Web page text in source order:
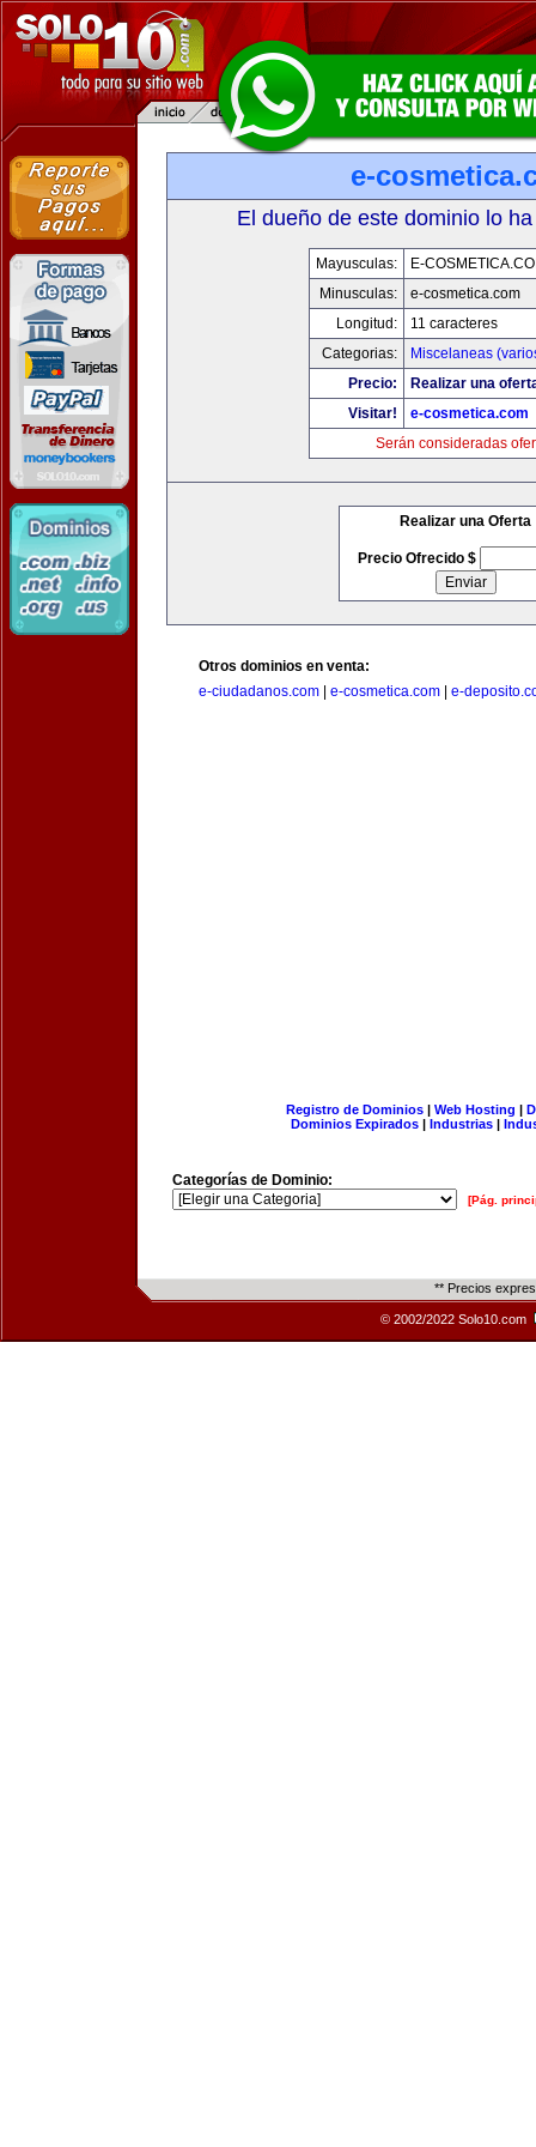
e-
El dueño de este dominio lo
Mayusculas:
E-
Minusculas:
e-cosmetica.com
Longitud:
11 caracteres
Categorias:
Miscelaneas
Precio:
Realizar una
Visitar!
e-cosmetica.com
Serán consideradas
Realizar una Oferta
Precio Ofrecido $
Otros dominios en venta:
e-ciudadanos.com
e-cosmetica.com e-
Registro de Dominios| Web Hosting |
Dominios Expirados | Industrias |
Categorías de Dominio:
[Pág.
** Precios
© 2002/2022 Solo10.com